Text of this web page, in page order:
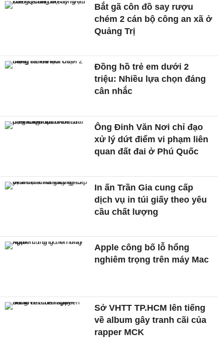
Bắt gã côn đồ say rượu
chém 2 cán bộ công an xã ở
Quảng Trị
Đồng hồ trẻ em dưới 2
triệu: Nhiều lựa chọn đáng
cân nhắc
Ông Đinh Văn Nơi chỉ đạo
xử lý dứt điểm vi phạm liên
quan đất đai ở Phú Quốc
In ấn Trần Gia cung cấp
dịch vụ in túi giấy theo yêu
cầu chất lượng
Apple công bố lỗ hổng
nghiêm trọng trên máy Mac
Sở VHTT TP.HCM lên tiếng
về album gây tranh cãi của
rapper MCK